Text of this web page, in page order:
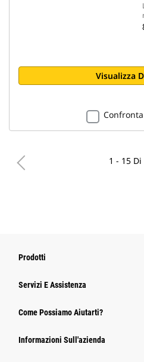
Visualizza
1 - 15 Di
Prodotti
Servizi E Assistenza
Come Possiamo Aiutarti?
Informazioni Sull'azienda